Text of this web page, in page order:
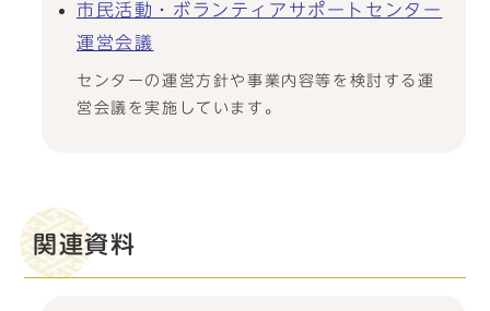
市民活動・ボランティアサポートセンター
運営会議
センターの運営方針や事業内容等を検討する運
営会議を実施しています。
関連資料